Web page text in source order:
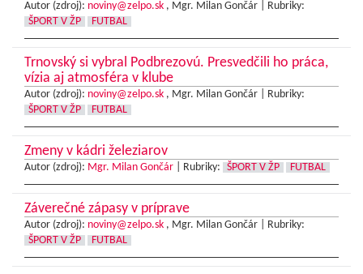
Autor (zdroj): noviny@zelpo.sk , Mgr. Milan Gončár |
Rubriky:
ŠPORT V ŽP
FUTBAL
Trnovský si vybral Podbrezovú. Presvedčili ho práca,
vízia aj atmosféra v klube
Autor (zdroj): noviny@zelpo.sk , Mgr. Milan Gončár |
Rubriky:
ŠPORT V ŽP
FUTBAL
Zmeny v kádri železiarov
Autor (zdroj): Mgr. Milan Gončár Rubriky: ŠPORT V ŽP FUTBAL
Záverečné zápasy v príprave
Autor (zdroj): noviny@zelpo.sk , Mgr. Milan Gončár |
Rubriky:
ŠPORT V ŽP
FUTBAL